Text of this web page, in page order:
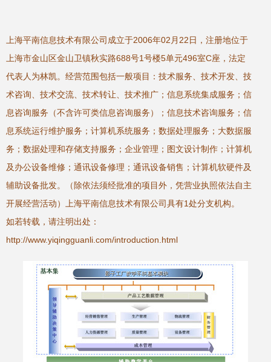
上海平南信息技术有限公司成立于2006年02月22日，注册地位于
上海市金山区金山卫镇秋实路688号1号楼5单元496室C座，法定
代表人为林凯。经营范围包括一般项目：技术服务、技术开发、技
术咨询、技术交流、技术转让、技术推广；信息系统集成服务；信
息咨询服务（不含许可类信息咨询服务）；信息技术咨询服务；信
息系统运行维护服务；计算机系统服务；数据处理服务；大数据服
务；数据处理和存储支持服务；企业管理；图文设计制作；计算机
及办公设备维修；通讯设备修理；通讯设备销售；计算机软硬件及
辅助设备批发。（除依法须经批准的项目外，凭营业执照依法自主
开展经营活动）上海平南信息技术有限公司具有1处分支机构。
如若转载，请注明出处：
http://www.yiqingguanli.com/introduction.html